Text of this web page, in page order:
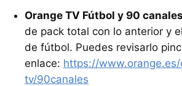
Orange TV Fútbol y 90 canales
de pack total con lo anterior y
de fútbol. Puedes revisarlo
enlace: https://
tv/90canales